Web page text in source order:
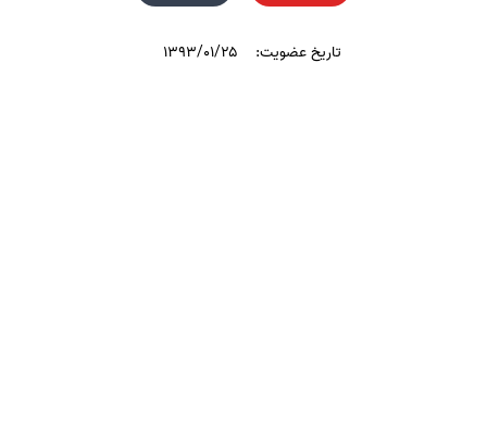
تاریخ عضویت: ۱۳۹۳/۰۱/۲۵